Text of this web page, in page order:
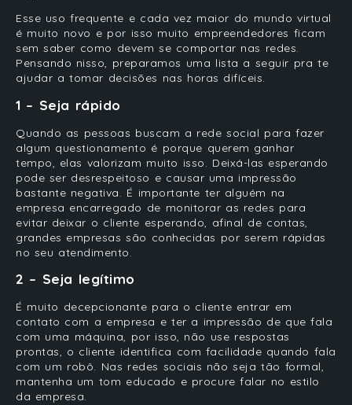
Esse uso frequente e cada vez maior do mundo virtual
é muito novo e por isso muito empreendedores ficam
sem saber como devem se comportar nas redes.
Pensando nisso, preparamos uma lista a seguir pra te
ajudar a tomar decisões nas horas difíceis.
1 – Seja rápido
Quando as pessoas buscam a rede social para fazer
algum questionamento é porque querem ganhar
tempo, elas valorizam muito isso. Deixá-las esperando
pode ser desrespeitoso e causar uma impressão
bastante negativa. É importante ter alguém na
empresa encarregado de monitorar as redes para
evitar deixar o cliente esperando, afinal de contas,
grandes empresas são conhecidas por serem rápidas
no seu atendimento.
2 – Seja legítimo
É muito decepcionante para o cliente entrar em
contato com a empresa e ter a impressão de que fala
com uma máquina, por isso, não use respostas
prontas, o cliente identifica com facilidade quando fala
com um robô. Nas redes sociais não seja tão formal,
mantenha um tom educado e procure falar no estilo
da empresa.